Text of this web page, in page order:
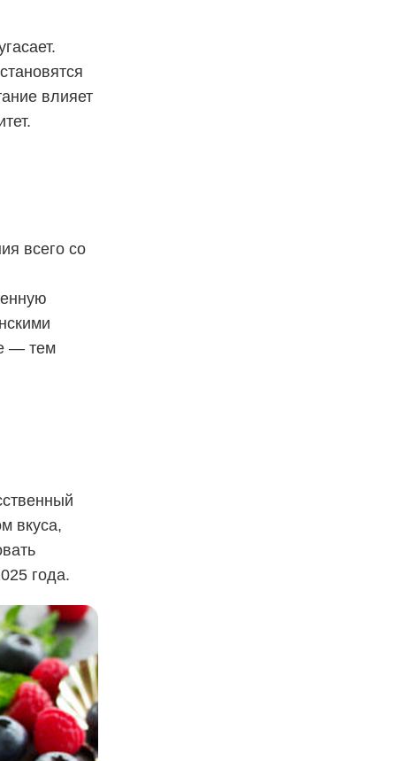
влияет
всего со
— тем
вкуса,
года.